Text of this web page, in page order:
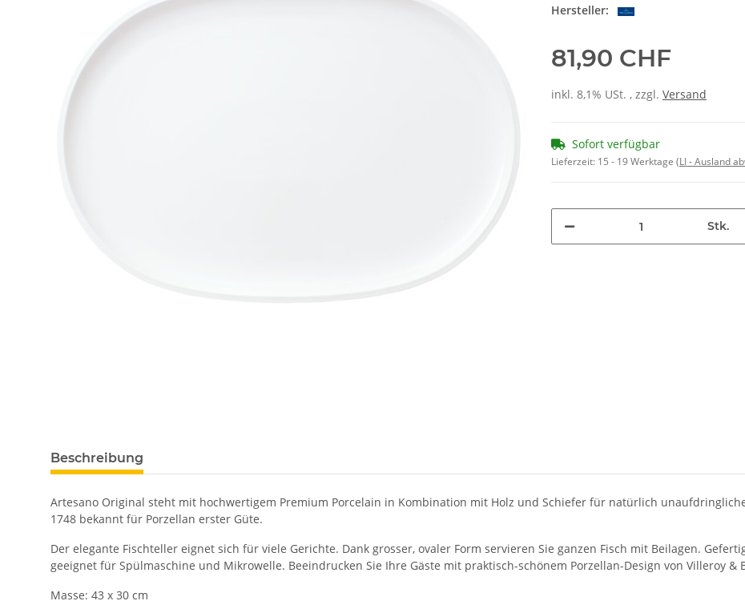
Hersteller:
81,90 CHF
inkl. 8,1% USt. , zzgl. Versand
Sofort verfügbar
Lieferzeit: 15 - 19 Werktage (LI - Ausland
Stk.
Beschreibung
Artesano Original steht mit hochwertigem Premium Porcelain in Kombination mit Holz und Schiefer für natürlich
1748 bekannt für Porzellan erster Güte.
Der elegante Fischteller eignet sich für viele Gerichte. Dank grosser, ovaler Form servieren Sie ganzen Fisch mit Beilagen.
geeignet für Spülmaschine und Mikrowelle. Beeindrucken Sie Ihre Gäste mit praktisch-schönem Porzellan-Design von Villeroy &
Masse: 43 x 30 cm